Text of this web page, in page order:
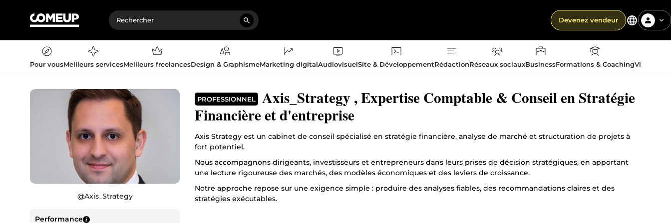
Devenez vendeur
Pour vousMeilleurs servicesMeilleurs freelancesDesign & GraphismeMarketing digitalAudiovisuelSite & DéveloppementRédactionRéseaux sociauxBusinessFormations & CoachingVie
@Axis_Strategy
Performance
PROFESSIONNEL
Axis_Strategy , Expertise Comptable & Conseil en Stratégie
Financière et d'entreprise
Axis Strategy est un cabinet de conseil spécialisé en stratégie financière, analyse de marché et structuration de projets à
fort potentiel.
Nous accompagnons dirigeants, investisseurs et entrepreneurs dans leurs prises de décision stratégiques, en apportant
une lecture rigoureuse des marchés, des modèles économiques et des leviers de croissance.
Notre approche repose sur une exigence simple : produire des analyses fiables, des recommandations claires et des
stratégies exécutables.